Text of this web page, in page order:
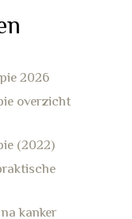
2026
overzicht
(2022)
kanker